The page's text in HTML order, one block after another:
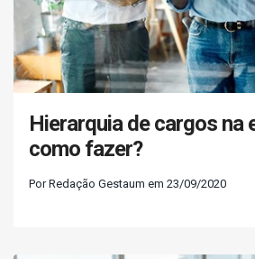
Hierarquia de cargos na
como fazer?
Por Redação Gestaum em 23/09/2020